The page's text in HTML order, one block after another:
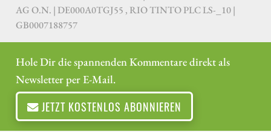
AG O.N. | DE000A0TGJ55 , RIO TINTO PLC LS-_10 |
GB0007188757
Hole Dir die spannenden Kommentare direkt als
Newsletter per E-Mail.
JETZT KOSTENLOS ABONNIEREN